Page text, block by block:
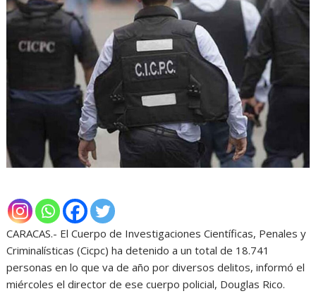
CARACAS.- El Cuerpo de Investigaciones Científicas, Penales y
Criminalísticas (Cicpc) ha detenido a un total de 18.741
personas en lo que va de año por diversos delitos, informó el
miércoles el director de ese cuerpo policial, Douglas Rico.